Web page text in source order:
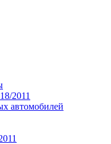
2011
автомобилей